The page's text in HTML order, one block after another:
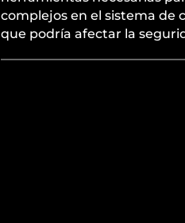
complejos en el sistema de
que podría afectar la